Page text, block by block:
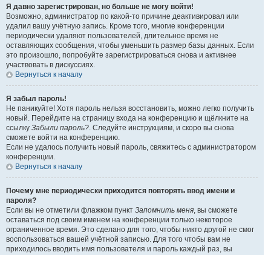
Я давно зарегистрирован, но больше не могу войти!
Возможно, администратор по какой-то причине деактивировал или
удалил вашу учётную запись. Кроме того, многие конференции
периодически удаляют пользователей, длительное время не
оставляющих сообщения, чтобы уменьшить размер базы данных. Если
это произошло, попробуйте зарегистрироваться снова и активнее
участвовать в дискуссиях.
Вернуться к началу
Я забыл пароль!
Не паникуйте! Хотя пароль нельзя восстановить, можно легко получить
новый. Перейдите на страницу входа на конференцию и щёлкните на
ссылку Забыли пароль?. Следуйте инструкциям, и скоро вы снова
сможете войти на конференцию.
Если не удалось получить новый пароль, свяжитесь с администратором
конференции.
Вернуться к началу
Почему мне периодически приходится повторять ввод имени и
пароля?
Если вы не отметили флажком пункт Запомнить меня, вы сможете
оставаться под своим именем на конференции только некоторое
ограниченное время. Это сделано для того, чтобы никто другой не смог
воспользоваться вашей учётной записью. Для того чтобы вам не
приходилось вводить имя пользователя и пароль каждый раз, вы